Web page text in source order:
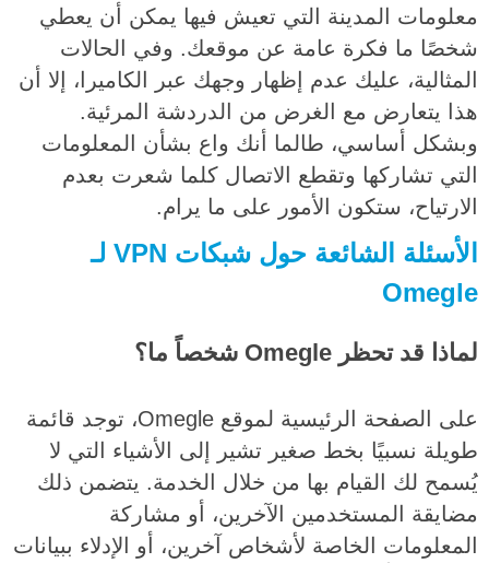
معلومات المدينة التي تعيش فيها يمكن أن يعطي
شخصًا ما فكرة عامة عن موقعك. وفي الحالات
المثالية، عليك عدم إظهار وجهك عبر الكاميرا، إلا أن
هذا يتعارض مع الغرض من الدردشة المرئية.
وبشكل أساسي، طالما أنك واع بشأن المعلومات
التي تشاركها وتقطع الاتصال كلما شعرت بعدم
الارتياح، ستكون الأمور على ما يرام.
الأسئلة الشائعة حول شبكات VPN لـ
Omegle
لماذا قد تحظر Omegle شخصاً ما؟
على الصفحة الرئيسية لموقع Omegle، توجد قائمة
طويلة نسبيًا بخط صغير تشير إلى الأشياء التي لا
يُسمح لك القيام بها من خلال الخدمة. يتضمن ذلك
مضايقة المستخدمين الآخرين، أو مشاركة
المعلومات الخاصة لأشخاص آخرين، أو الإدلاء ببيانات